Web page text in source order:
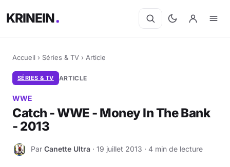
KRINEIN
Accueil › Séries & TV › Article
SÉRIES & TV ARTICLE
WWE
Catch - WWE - Money In The Bank
- 2013
C Par Canette Ultra · 19 juillet 2013 · 4 min de lecture